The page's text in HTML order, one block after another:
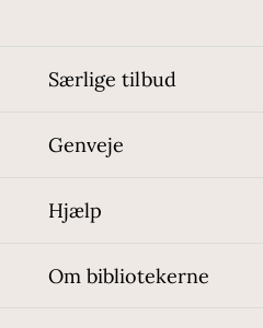
Særlige tilbud
Genveje
Hjælp
Om bibliotekerne